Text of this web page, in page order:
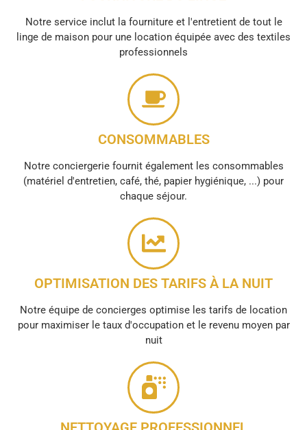
Notre service inclut la fourniture et l'entretient de tout le
linge de maison pour une location équipée avec des textiles
professionnels
CONSOMMABLES
Notre conciergerie fournit également les consommables
(matériel d'entretien, café, thé, papier hygiénique, ...) pour
chaque séjour.
OPTIMISATION DES TARIFS À LA NUIT
Notre équipe de concierges optimise les tarifs de location
pour maximiser le taux d'occupation et le revenu moyen par
nuit